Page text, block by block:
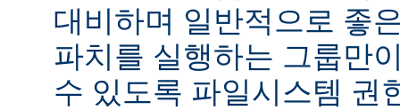
대비하며 일반적으로 좋
파치를 실행하는 그룹만
수 있도록 파일시스템 권